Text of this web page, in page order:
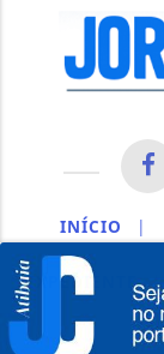
INÍCIO |
EXPEDIENTE |